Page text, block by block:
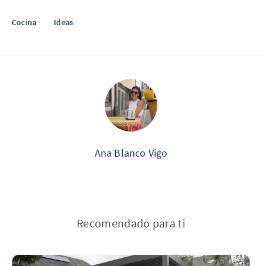
Cocina Ideas
Ana Blanco Vigo
Recomendado para ti